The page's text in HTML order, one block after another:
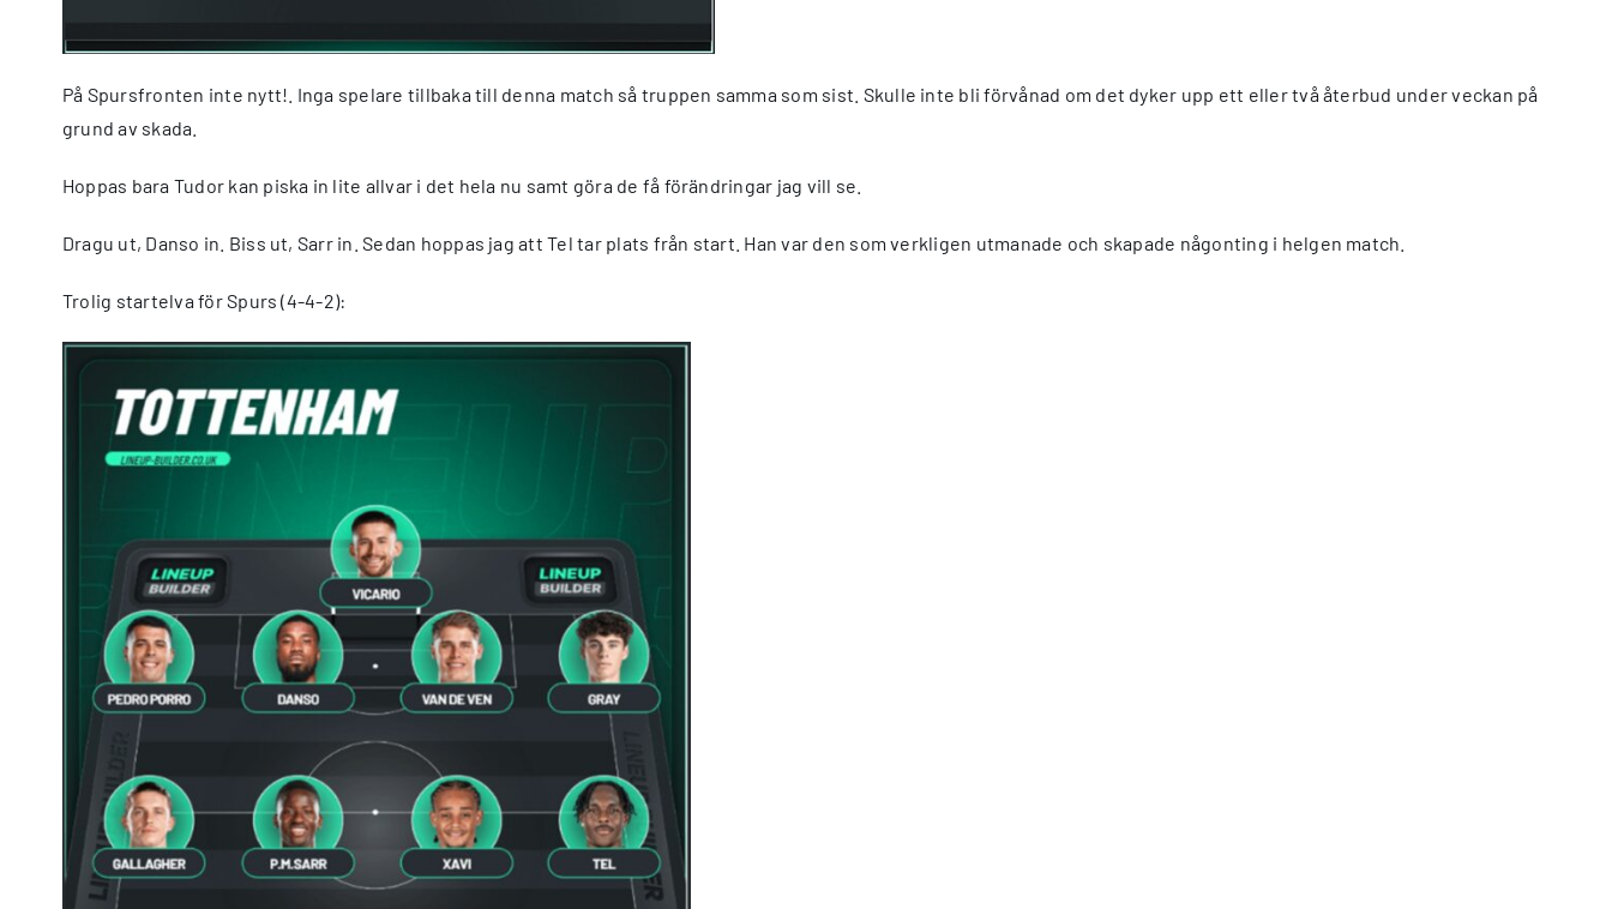
På Spursfronten inte nytt!. Inga spelare tillbaka till denna match så truppen samma som sist. Skulle inte bli förvånad om det dyker upp ett eller två återbud under veckan på
grund av skada.
Hoppas bara Tudor kan piska in lite allvar i det hela nu samt göra de få förändringar jag vill se.
Dragu ut, Danso in. Biss ut, Sarr in. Sedan hoppas jag att Tel tar plats från start. Han var den som verkligen utmanade och skapade någonting i helgen match.
Trolig startelva för Spurs (4-4-2):